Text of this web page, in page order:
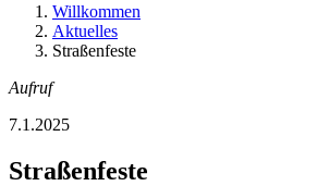
Willkommen
Aktuelles
Straßenfeste
Aufruf
7.1.2025
Straßenfeste